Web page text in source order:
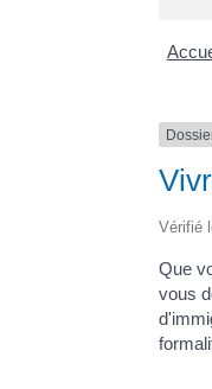
Vérifié
Que
vous